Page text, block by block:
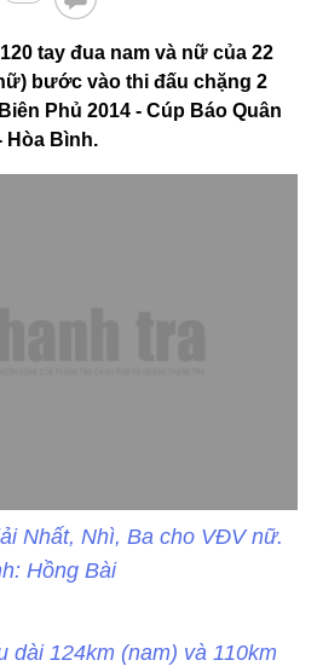
tay đua nam và nữ của 22
bước vào thi đấu chặng 2
Phủ 2014 - Cúp Báo Quân
Hòa Bình.
Nhất, Nhì, Ba cho VĐV nữ.
Hồng Bài
dài 124km (nam) và 110km